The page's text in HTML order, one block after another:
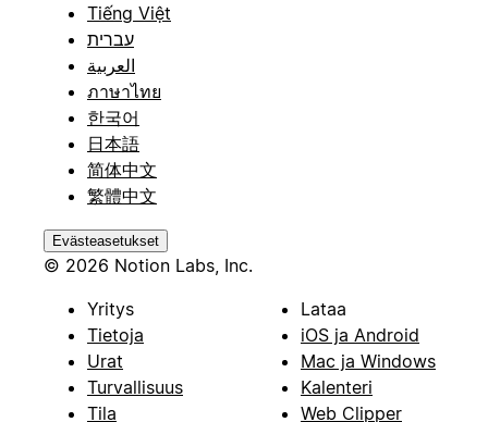
Tiếng Việt
עברית
العربية
ภาษาไทย
한국어
日本語
简体中文
繁體中文
Evästeasetukset
© 2026 Notion Labs, Inc.
Yritys
Tietoja
Urat
Turvallisuus
Tila
Lataa
iOS ja Android
Mac ja Windows
Kalenteri
Web Clipper